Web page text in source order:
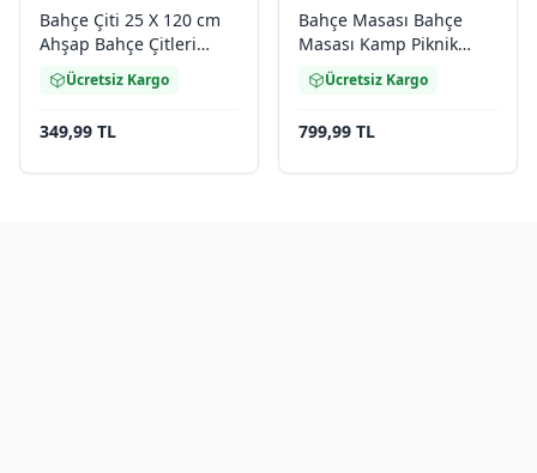
Bahçe Çiti 25 X 120 cm
Ahşap Bahçe Çitleri
2039
Ücretsiz Kargo
349,99 TL
Bahçe Masası Bahçe
Masası Kamp Piknik
Masası 2100
Ücretsiz Kargo
799,99 TL